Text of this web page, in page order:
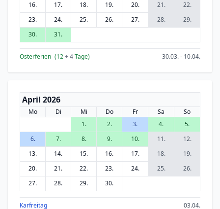
16.
17. 18. 19. 20. 21.
22.
23.
24. 25. 26. 27. 28.
29.
30.
31.
Osterferien (12+ 4Tage) 30.03. - 10.04.
April 2026
Mo Di Mi Do Fr Sa
So
1.
2. 3. 4.
5.
6.
7. 8. 9. 10. 11.
12.
13.
14. 15. 16. 17. 18.
19.
20.
21. 22. 23. 24. 25.
26.
27.
28. 29. 30.
Karfreitag
03.04.